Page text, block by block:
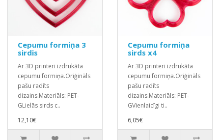
Cepumu formiņa 3
sirdis
Ar 3D printeri izdrukāta
cepumu formiņa.Oriģināls
pašu radīts
dizains.Materiāls: PET-
GLielās sirds c..
12,10€
Cepumu formiņa
sirds x4
Ar 3D printeri izdrukāta
cepumu formiņa.Oriģināls
pašu radīts
dizains.Materiāls: PET-
GVienlaicīgi ti..
6,05€